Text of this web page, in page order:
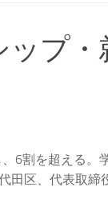
プ
6割を超える
田区、代表取締